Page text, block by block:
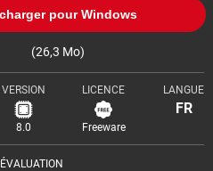
pour Windows
(26,3 Mo)
VERSION
8.0
LICENCE
Freeware
LANGUE
FR